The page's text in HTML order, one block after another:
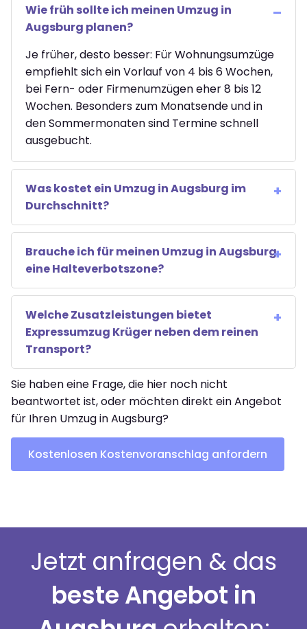
Wie früh sollte ich meinen Umzug in
Augsburg planen?
Je früher, desto besser: Für Wohnungsumzüge
empfiehlt sich ein Vorlauf von 4 bis 6 Wochen,
bei Fern- oder Firmenumzügen eher 8 bis 12
Wochen. Besonders zum Monatsende und in
den Sommermonaten sind Termine schnell
ausgebucht.
Was kostet ein Umzug in Augsburg im
Durchschnitt?
Brauche ich für meinen Umzug in Augsburg
eine Halteverbotszone?
Welche Zusatzleistungen bietet
Expressumzug Krüger neben dem reinen
Transport?
Sie haben eine Frage, die hier noch nicht
beantwortet ist, oder möchten direkt ein Angebot
für Ihren Umzug in Augsburg?
Kostenlosen Kostenvoranschlag anfordern
Jetzt anfragen & das
beste Angebot in